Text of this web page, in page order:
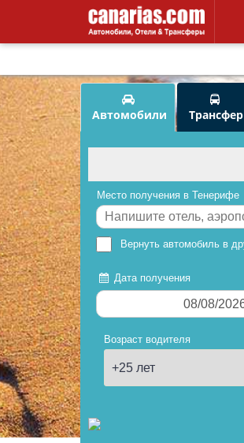
Cruz
ВСЕ 25+ ОФИСОВ ПРОКАТА НА ТЕНЕРИФЕ
Автомобили Трансфер